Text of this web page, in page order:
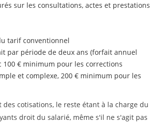
sur les consultations, actes et prestations
tarif conventionnel
par période de deux ans (forfait annuel
100 € minimum pour les corrections
et complexe, 200 € minimum pour les
cotisations, le reste étant à la charge du
droit du salarié, même s'il ne s'agit pas